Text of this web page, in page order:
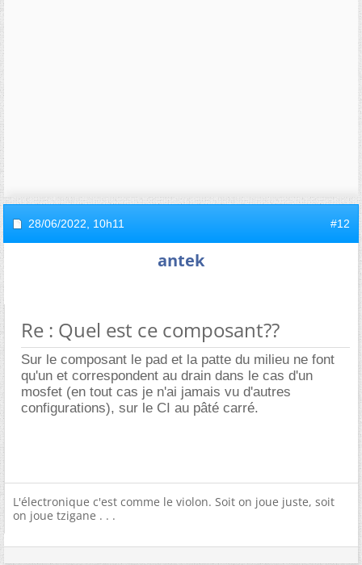
28/06/2022, 10h11 #12
antek
Re : Quel est ce composant??
Sur le composant le pad et la patte du milieu ne font
qu'un et correspondent au drain dans le cas d'un
mosfet (en tout cas je n'ai jamais vu d'autres
configurations), sur le CI au pâté carré.
L'électronique c'est comme le violon. Soit on joue juste, soit
on joue tzigane . . .